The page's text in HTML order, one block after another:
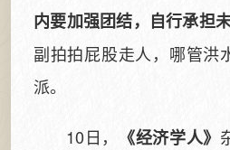
内要加强团结，自行承担
副拍拍屁股走人，哪管洪
派。
10日， 《经济学人》